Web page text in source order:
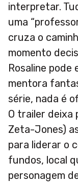
interpretar.
uma
cruza o
momento
Rosaline
mentora
série, nada é
O trailer deixa
Zeta-Jones)
para liderar o
fundos, local
personagem